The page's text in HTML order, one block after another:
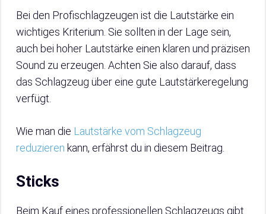
Bei den Profischlagzeugen ist die Lautstärke ein
wichtiges Kriterium. Sie sollten in der Lage sein,
auch bei hoher Lautstärke einen klaren und präzisen
Sound zu erzeugen. Achten Sie also darauf, dass
das Schlagzeug über eine gute Lautstärkeregelung
verfügt.
Wie man die Lautstärke vom Schlagzeug
reduzieren kann, erfährst du in diesem Beitrag.
Sticks
Beim Kauf eines professionellen Schlagzeugs gibt